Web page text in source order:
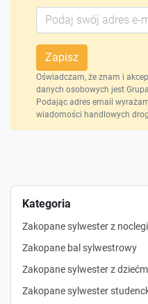
Kategoria
Zakopane sylwester z
Zakopane bal sylwestrowy
Zakopane sylwester z
Zakopane sylwester
Zapisz
Oświadczam, że znam i
danych osobowych jest
Podając adres email
wiadomości handlowych